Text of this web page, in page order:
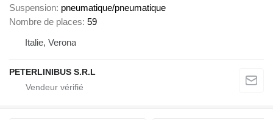
Suspension pneumatique/pneumatique
Nombre de places 59
Italie, Verona
PETERLINIBUS S.R.L